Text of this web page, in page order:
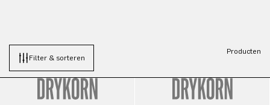
Filter & sorteren
Producten